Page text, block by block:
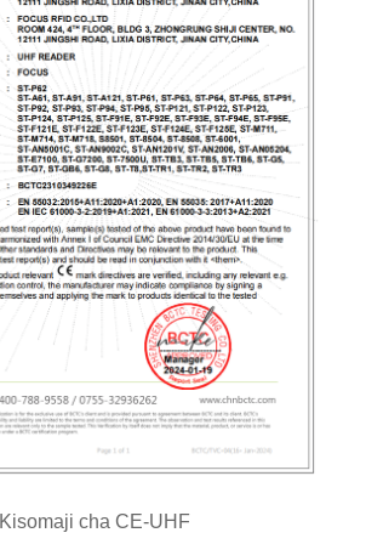
Kisomaji cha CE-UHF